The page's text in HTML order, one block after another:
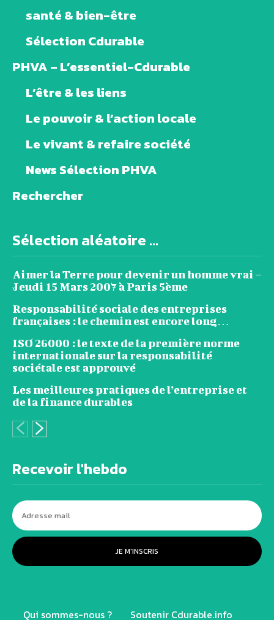
santé & bien-être
Sélection Cdurable
PHVA – L’essentiel-Cdurable
L’être & les liens
Le pouvoir & l’action locale
Le vivant & refaire société
News Sélection PHVA
Rechercher
Sélection aléatoire ...
Aimer la Terre pour devenir un homme vrai –
Jeudi 15 Mars 2007 à Paris 5ème
Responsabilité sociale des entreprises
françaises : le chemin est encore long…
ISO 26000 : le texte de la première norme
internationale sur la responsabilité
sociétale est approuvé
Les meilleures pratiques de l’entreprise et
de la finance durables
Recevoir l'hebdo
JE M'INSCRIS
Qui sommes-nous ? Soutenir Cdurable.info